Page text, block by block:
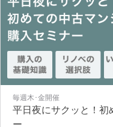
毎週木･金開催
平日夜にサクッと！初
ー